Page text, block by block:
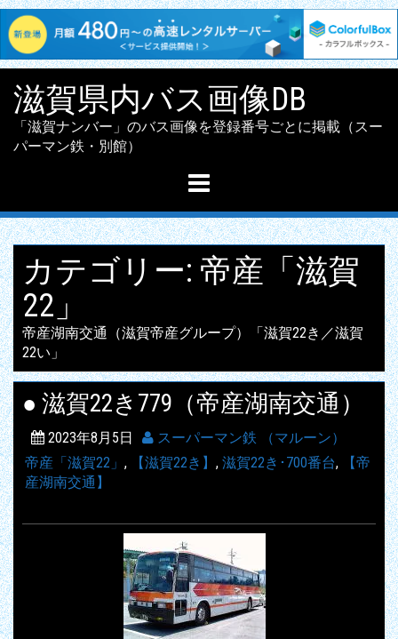
content
滋賀県内バス画像DB
「滋賀ナンバー」のバス画像を登録番号ごとに掲載（スー
パーマン鉄・別館）
カテゴリー: 帝産「滋賀
22」
帝産湖南交通（滋賀帝産グループ）「滋賀22き／滋賀
22い」
● 滋賀22き779（帝産湖南交通）
2023年8月5日
スーパーマン鉄 （マルーン）
帝産「滋賀22」 , 【滋賀22き】 , 滋賀22き･700番台,
【帝
産湖南交通】